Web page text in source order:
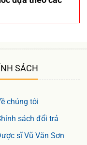
SÁCH
chúng tôi
sách đổi trả
sĩ Vũ Văn Sơn